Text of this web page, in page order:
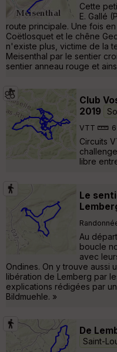
Cette
E. Gallé
route principale. Une fois
Coëtlosquet et le chêne
n'existe plus, victime de la
Meisenthal par le sentier
sentier anneau rouge et
Club
2019
VTT
Circuits
libre
Le
Au
boucle
avec
Ondines. On y trouve aussi
libération de Lemberg par
explications rédigées par
Bildmuehle. »
De
Saint-